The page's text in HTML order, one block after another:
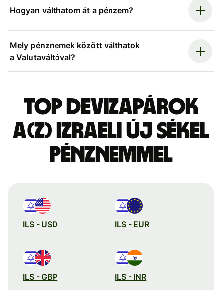
Hogyan válthatom át a pénzem?
Mely pénznemek között válthatok
a Valutaváltóval?
Top devizapárok
a(z) izraeli új sékel
pénznemmel
ILS - USD ILS - EUR
ILS - GBP ILS - INR